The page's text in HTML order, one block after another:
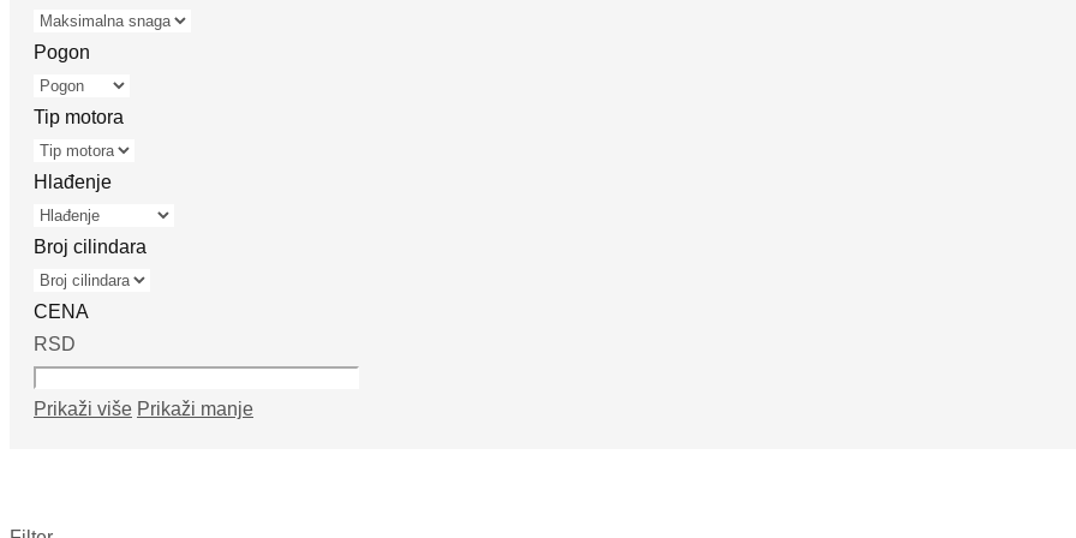
Pogon
Tip motora
Hlađenje
Broj cilindara
CENA
RSD
Prikaži više Prikaži manje